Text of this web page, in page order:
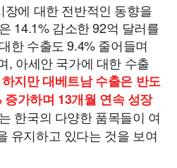
에 대한 전반적인 동향을
14.1% 감소한 92억 달러를
한 수출도 9.4% 줄어들며
, 아세안 국가에 대한 수출
하지만 대베트남 수출은 반도
가하며 13개월 연속 성장
한국의 다양한 품목들이 여
유지하고 있다는 것을 보여